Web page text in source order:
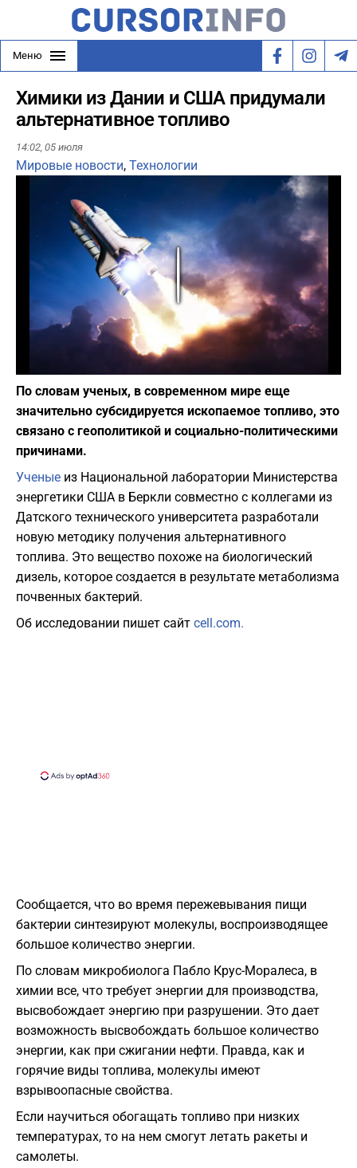
Меню
Химики из Дании и США придумали
альтернативное топливо
14:02, 05 июля
Мировые новости, Технологии
Play
Фото: depositphotos.com
По словам ученых, в современном мире еще
значительно субсидируется ископаемое топливо, это
связано с геополитикой и социально-политическими
причинами.
Ученые из Национальной лаборатории Министерства
энергетики США в Беркли совместно с коллегами из
Датского технического университета разработали
новую методику получения альтернативного
топлива. Это вещество похоже на биологический
дизель, которое создается в результате метаболизма
почвенных бактерий.
Об исследовании пишет сайт cell.com.
Сообщается, что во время пережевывания пищи
бактерии синтезируют молекулы, воспроизводящее
большое количество энергии.
По словам микробиолога Пабло Крус-Моралеса, в
химии все, что требует энергии для производства,
высвобождает энергию при разрушении. Это дает
возможность высвобождать большое количество
энергии, как при сжигании нефти. Правда, как и
горячие виды топлива, молекулы имеют
взрывоопасные свойства.
Если научиться обогащать топливо при низких
температурах, то на нем смогут летать ракеты и
самолеты.